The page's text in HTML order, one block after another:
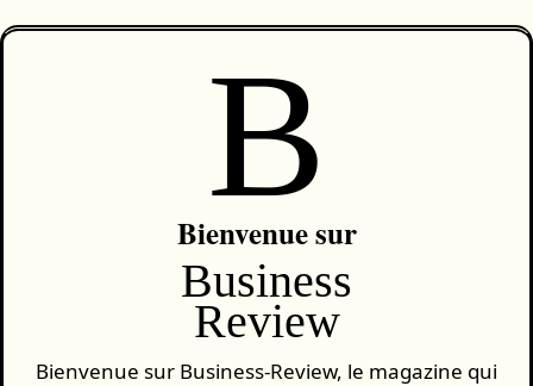
B
Bienvenue sur
Business
Review
Bienvenue sur Business-Review, le magazine qui